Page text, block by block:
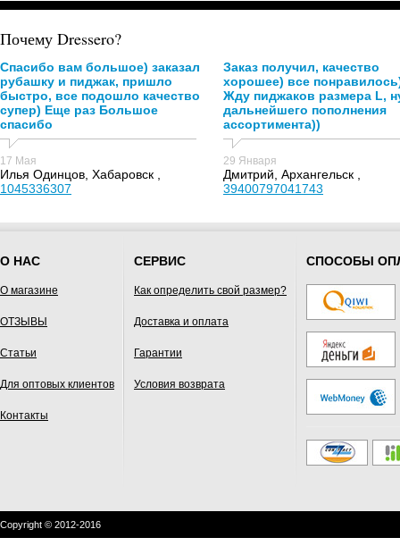
Почему Dressero?
Спасибо вам большое) заказал
рубашку и пиджак, пришло
быстро, все подошло качество
супер) Еще раз Большое
спасибо
17 Мая
Илья Одинцов, Хабаровск ,
1045336307
Заказ получил, качество
хорошее) все
Жду пиджаков размера L,
дальнейшего пополнения
ассортимента))
29 Января
Дмитрий, Архангельск ,
39400797041743
О НАС
О магазине
ОТЗЫВЫ
Статьи
Для оптовых клиентов
Контакты
СЕРВИС
Как определить свой размер?
Доставка и оплата
Гарантии
Условия возврата
СПОСОБЫ
Copyright © 2012-2016